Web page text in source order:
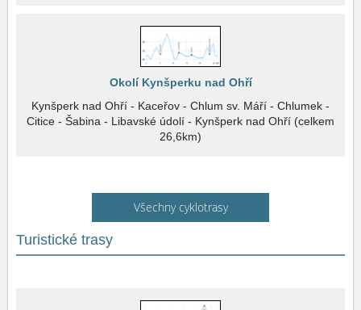
Okolí Kynšperku nad Ohří
Kynšperk nad Ohří - Kaceřov - Chlum sv. Máří - Chlumek -
Citice - Šabina - Libavské údolí - Kynšperk nad Ohří (celkem
26,6km)
Všechny cyklotrasy
Turistické trasy